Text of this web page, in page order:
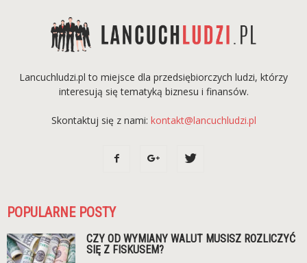
Lancuchludzi.pl to miejsce dla przedsiębiorczych ludzi, którzy
interesują się tematyką biznesu i finansów.
Skontaktuj się z nami: kontakt@lancuchludzi.pl
POPULARNE POSTY
CZY OD WYMIANY WALUT MUSISZ ROZLICZYĆ
SIĘ Z FISKUSEM?